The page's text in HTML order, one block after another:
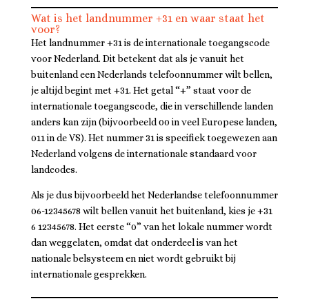
Wat is het landnummer +31 en waar staat het
voor?
Het landnummer +31 is de internationale toegangscode
voor Nederland. Dit betekent dat als je vanuit het
buitenland een Nederlands telefoonnummer wilt bellen,
je altijd begint met +31. Het getal “+” staat voor de
internationale toegangscode, die in verschillende landen
anders kan zijn (bijvoorbeeld 00 in veel Europese landen,
011 in de VS). Het nummer 31 is specifiek toegewezen aan
Nederland volgens de internationale standaard voor
landcodes.
Als je dus bijvoorbeeld het Nederlandse telefoonnummer
06-12345678 wilt bellen vanuit het buitenland, kies je +31
6 12345678. Het eerste “0” van het lokale nummer wordt
dan weggelaten, omdat dat onderdeel is van het
nationale belsysteem en niet wordt gebruikt bij
internationale gesprekken.